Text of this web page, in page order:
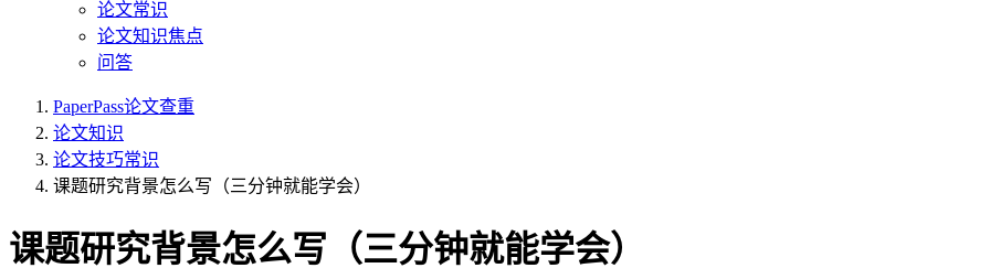
论文常识
论文知识焦点
问答
PaperPass论文查重
论文知识
论文技巧常识
课题研究背景怎么写（三分钟就能学会）
课题研究背景怎么写（三分钟就能学会）